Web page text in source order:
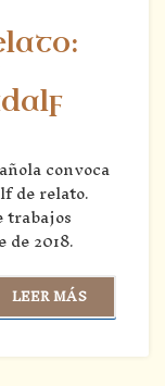
convoca
de relato.
trabajos
2018.
LEER MÁS